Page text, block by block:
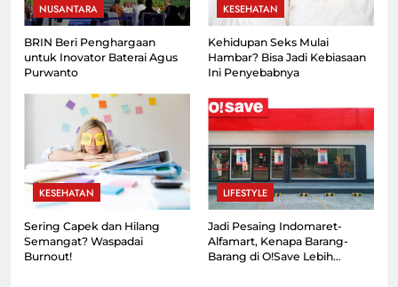
NUSANTARA
BRIN Beri Penghargaan
untuk Inovator Baterai Agus
Purwanto
KESEHATAN
Kehidupan Seks Mulai
Hambar? Bisa Jadi Kebiasaan
Ini Penyebabnya
KESEHATAN
Sering Capek dan Hilang
Semangat? Waspadai
Burnout!
LIFESTYLE
Jadi Pesaing Indomaret-
Alfamart, Kenapa Barang-
Barang di O!Save Lebih